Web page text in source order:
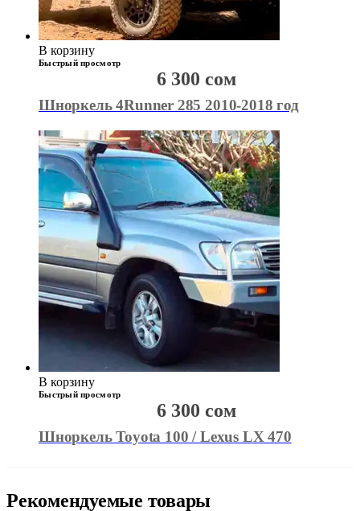
В корзину
Быстрый просмотр
Шноркель 4Runner 285 2010-2018 год
6 300 сом
В корзину
Быстрый просмотр
Шноркель Toyota 100 / Lexus LX 470
6 300 сом
Рекомендуемые товары